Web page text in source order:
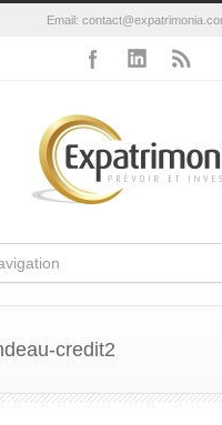
Email:
credit2